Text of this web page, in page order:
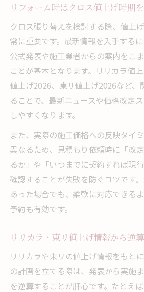
リフォーム時はクロス値上げ時期
クロス張り替えを検討する際、値上
常に重要です。最新情報を入手する
公式発表や施工業者からの案内をこ
ことが基本となります。リリカラ値
値上げ2026、東リ値上げ2026など、
ることで、最新ニュースや価格改定
しやすくなります。
また、実際の施工価格への反映タイ
異なるため、見積もり依頼時に「改
るか」や「いつまでに契約すれば現
確認することが失敗を防ぐコツです
あった場合でも、柔軟に対応できる
予約も有効です。
リリカラ・東リ値上げ情報から逆
リリカラや東リの値上げ情報をもと
の計画を立てる際は、発表から実施
を逆算することが肝心です。たとえ